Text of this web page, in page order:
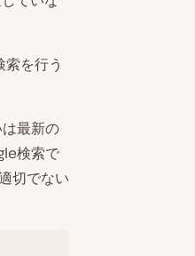
を行う
最新の
検索で
切でない